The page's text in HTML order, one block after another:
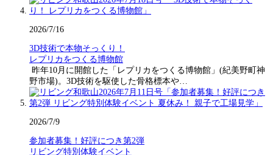
2026/7/16
3D技術で本物そっくり！
レプリカをつくる博物館
昨年10月に開館した「レプリカをつくる博物館」(紀美野町神
野市場)。3D技術を駆使した骨格標本や…
2026/7/9
参加者募集！好評につき第2弾
リビング特別体験イベント